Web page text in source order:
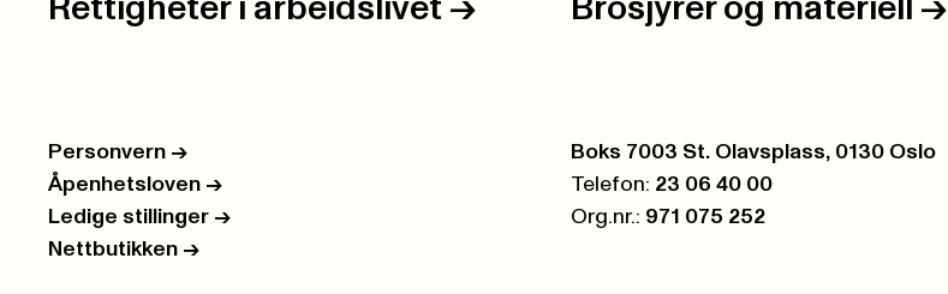
Rettigheter i arbeidslivet -> Brosjyrer og materiell ->
Personvern ->
Åpenhetsloven ->
Ledige stillinger ->
Nettbutikken ->
Postboks:
Boks 7003 St. Olavsplass, 0130 Oslo
Telefon: 23 06 40 00
Org.nr.: 971 075 252